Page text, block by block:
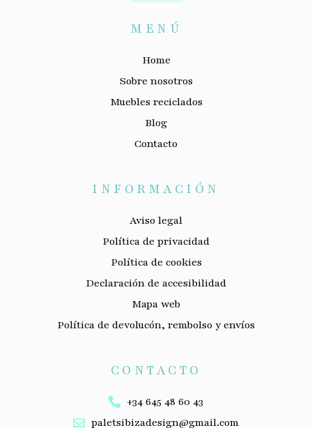
MENÚ
Home
Sobre nosotros
Muebles reciclados
Blog
Contacto
INFORMACIÓN
Aviso legal
Política de privacidad
Política de cookies
Declaración de accesibilidad
Mapa web
Política de devolucón, rembolso y envíos
CONTACTO
+34 645 48 60 43
paletsibizadesign@gmail.com